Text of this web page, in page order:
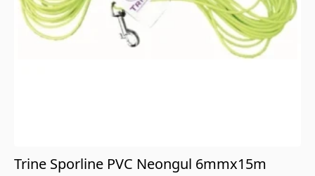
Trine Sporline PVC Neongul 6mmx15m